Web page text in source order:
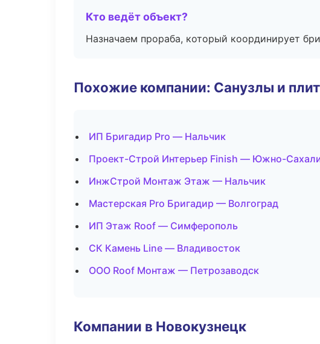
Кто ведёт объект?
Назначаем прораба, который координирует
Похожие компании: Санузлы и
ИП Бригадир Pro — Нальчик
Проект-Строй Интерьер Finish — Южно-
ИнжСтрой Монтаж Этаж — Нальчик
Мастерская Pro Бригадир — Волгоград
ИП Этаж Roof — Симферополь
СК Камень Line — Владивосток
ООО Roof Монтаж — Петрозаводск
Компании в Новокузнецк